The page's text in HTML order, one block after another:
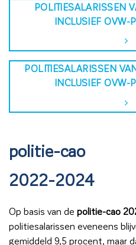
POLITIESALARISSEN
INCLUSIEF OVW-
POLITIESALARISSEN
INCLUSIEF OVW-
politie-cao
2022-2024
Op basis van de politie-cao
politiesalarissen eveneens
gemiddeld 9,5 procent, maar